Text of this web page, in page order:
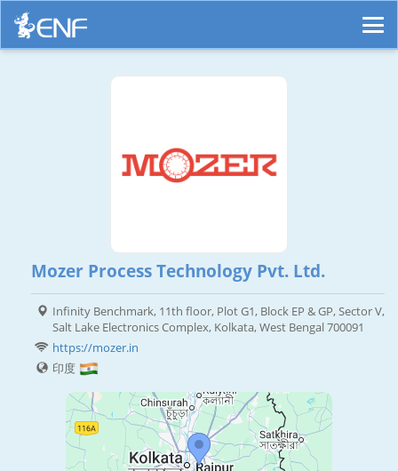
Mozer Process Technology Pvt. Ltd.
Infinity Benchmark, 11th floor, Plot G1, Block EP & GP, Sector V,
Salt Lake Electronics Complex, Kolkata, West Bengal 700091
https://mozer.in
印度